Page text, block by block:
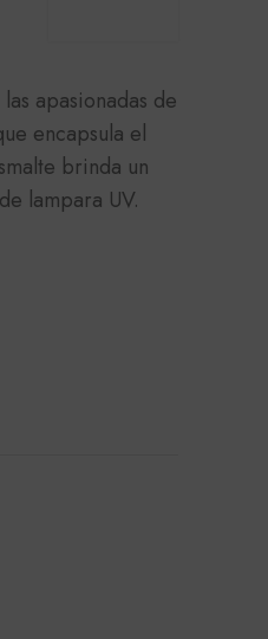
apasionadas de
encapsula el
brinda un
lampara UV.